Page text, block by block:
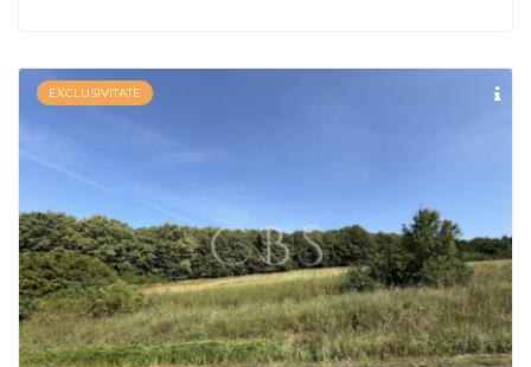
EXCLUSIVITATE